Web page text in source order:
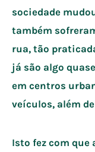
sociedade
também
rua, tão
já são algo
em centros
veículos, além
Isto fez com que